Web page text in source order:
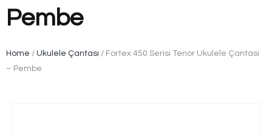
Pembe
Home / Ukulele Çantası / Fortex 450 Serisi Tenor Ukulele Çantası
– Pembe